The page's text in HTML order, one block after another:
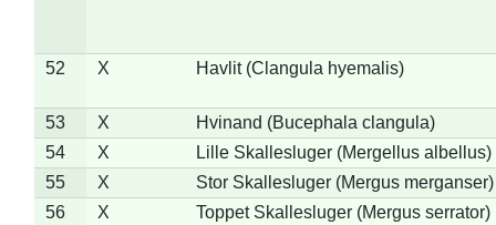
52 X Havlit (Clangula hyemalis)
53 X
Hvinand (Bucephala clangula)
54
X
Lille Skallesluger (Mergellus albellus)
55
X
Stor Skallesluger (Mergus merganser)
56
X
Toppet Skallesluger (Mergus serrator)